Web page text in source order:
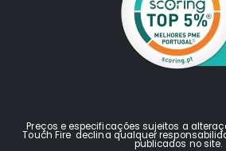
Preços e especificações sujeitos a
Touch Fire declina qualquer
publicados no site.